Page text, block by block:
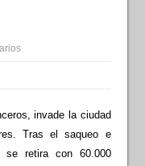
invade la ciudad
Tras el saqueo e
se retira con 60.000